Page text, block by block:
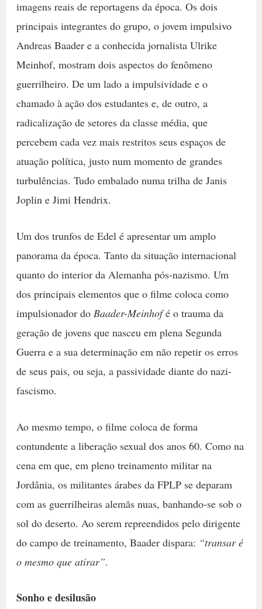
imagens reais de reportagens da época. Os dois
principais integrantes do grupo, o jovem impulsivo
Andreas Baader e a conhecida jornalista Ulrike
Meinhof, mostram dois aspectos do fenômeno
guerrilheiro. De um lado a impulsividade e o
chamado à ação dos estudantes e, de outro, a
radicalização de setores da classe média, que
percebem cada vez mais restritos seus espaços de
atuação política, justo num momento de grandes
turbulências. Tudo embalado numa trilha de Janis
Joplin e Jimi Hendrix.
Um dos trunfos de Edel é apresentar um amplo
panorama da época. Tanto da situação internacional
quanto do interior da Alemanha pós-nazismo. Um
dos principais elementos que o filme coloca como
impulsionador do Baader-Meinhofé o trauma da
geração de jovens que nasceu em plena Segunda
Guerra e a sua determinação em não repetir os erros
de seus pais, ou seja, a passividade diante do nazi-
fascismo.
Ao mesmo tempo, o filme coloca de forma
contundente a liberação sexual dos anos 60. Como na
cena em que, em pleno treinamento militar na
Jordânia, os militantes árabes da FPLP se deparam
com as guerrilheiras alemãs nuas, banhando-se sob o
sol do deserto. Ao serem repreendidos pelo dirigente
do campo de treinamento, Baader dispara: “transar é
o mesmo que atirar”.
Sonho e desilusão